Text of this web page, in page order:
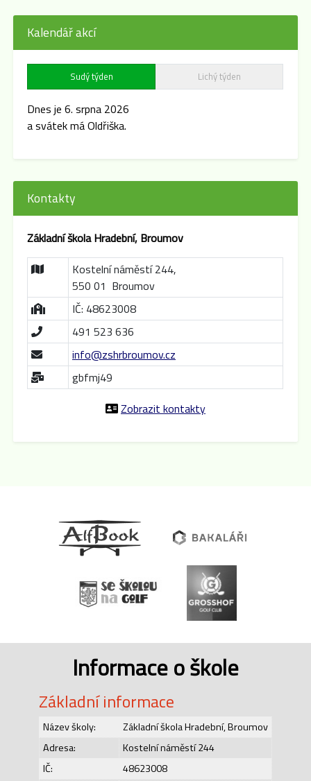
Kalendář akcí
Sudý týden Lichý týden
Dnes je 6. srpna 2026
a svátek má Oldřiška.
Kontakty
Základní škola Hradební, Broumov
Kostelní náměstí 244,
550 01 Broumov
IČ: 48623008
491 523 636
info@zshrbroumov.cz
gbfmj49
Zobrazit kontakty
Informace o škole
Základní informace
Název školy:
Základní škola Hradební, Broumov
Adresa:
Kostelní náměstí 244
IČ:
48623008